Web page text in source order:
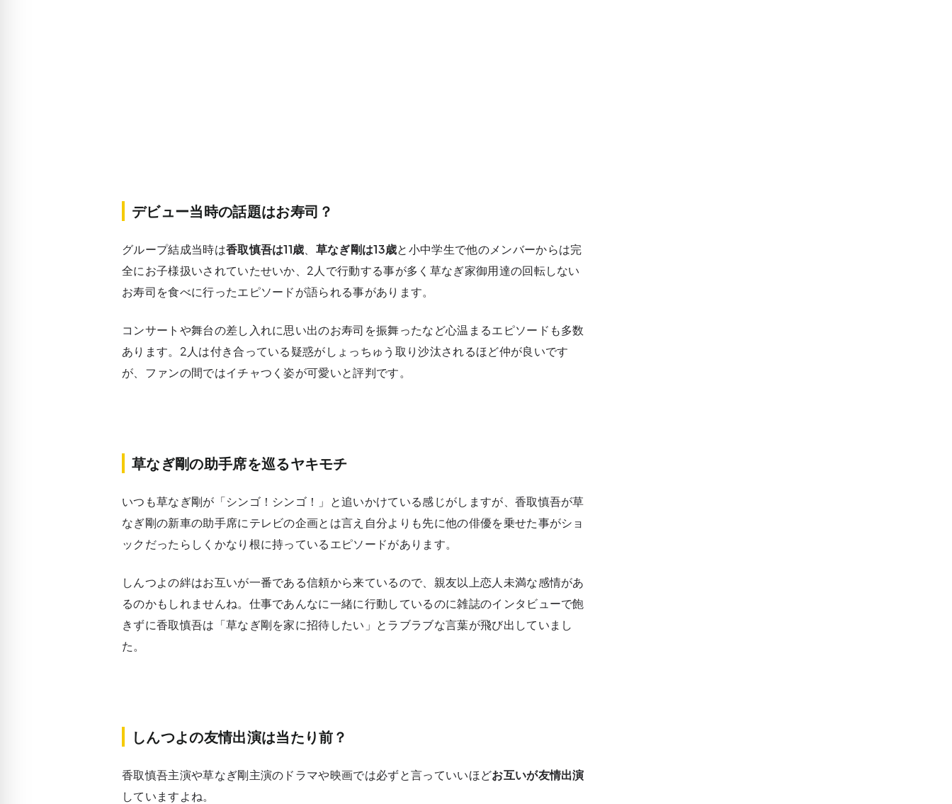
デビュー当時の話題はお寿司？
グループ結成当時は香取慎吾は11歳 草なぎ剛は13歳と小中学生で他のメンバーからは完
全にお子様扱いされていたせいか、2人で行動する事が多く草なぎ家御用達の回転しない
お寿司を食べに行ったエピソードが語られる事があります。
コンサートや舞台の差し入れに思い出のお寿司を振舞ったなど心温まるエピソードも多数
あります。2人は付き合っている疑惑がしょっちゅう取り沙汰されるほど仲が良いです
が、ファンの間ではイチャつく姿が可愛いと評判です。
草なぎ剛の助手席を巡るヤキモチ
いつも草なぎ剛が「シンゴ！シンゴ！」と追いかけている感じがしますが、 香取慎吾が草
なぎ剛の新車の助手席にテレビの企画とは言え自分よりも先に他の俳優を乗せた事がショ
ックだったらしくかなり根に持っているエピソードがあります。
しんつよの絆はお互いが一番である信頼から来ているので、親友以上恋人未満な感情があ
るのかもしれませんね。仕事であんなに一緒に行動しているのに雑誌のインタビューで飽
きずに香取慎吾は「草なぎ剛を家に招待したい 」とラブラブな言葉が飛び出していまし
た。
しんつよの友情出演は当たり前？
香取慎吾主演や草なぎ剛主演のドラマや映画では必ずと言っていいほどお互いが友情出演
していますよね。